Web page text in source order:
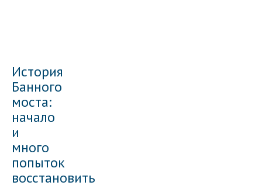
История
Банного
моста:
начало
и
много
попыток
восстановить